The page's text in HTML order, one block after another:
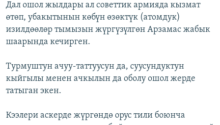
Дал ошол жылдары ал советтик армияда кызмат
өтөп, убакытынын көбүн өзөктүк (атомдук)
изилдөөлөр тымызын жүргүзүлгөн Арзамас жабык
шаарында кечирген.
Турмуштун ачуу-таттуусун да, суусундуктун
кыйгылы менен ачкылын да оболу ошол жерде
татыган экен.
Кээлери аскерде жүргөндө орус тили боюнча